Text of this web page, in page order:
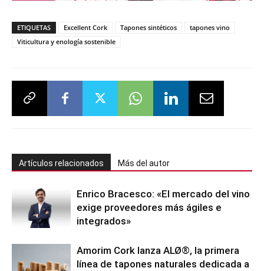
ETIQUETAS Excellent Cork Tapones sintéticos
tapones vino
Viticultura y enología sostenible
Artículos relacionados Más del autor
Enrico Bracesco: «El mercado del vino
exige proveedores más ágiles e
integrados»
Amorim Cork lanza ALØ®, la primera
línea de tapones naturales dedicada a